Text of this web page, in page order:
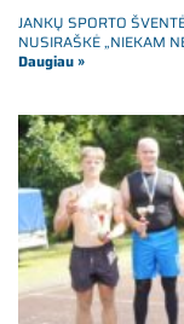
JANKŲ SPORTO
NUSIRAŠKĖ „NIEKAM
Daugiau »